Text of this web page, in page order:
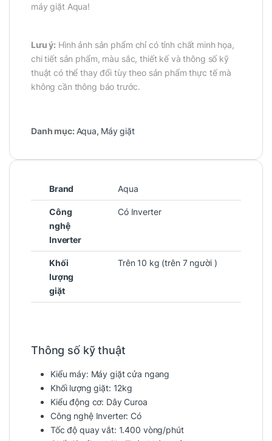
máy giặt Aqua!
Lưu ý: Hình ảnh sản phẩm chỉ có tính chất minh họa,
chi tiết sản phẩm, màu sắc, thiết kế và thông số kỹ
thuật có thể thay đổi tùy theo sản phẩm thực tế mà
không cần thông báo trước.
Danh mục: Aqua, Máy giặt
Brand Aqua
Công
nghệ
Inverter
Có Inverter
Khối
lượng
giặt
Trên 10 kg (trên 7 người )
Thông số kỹ thuật
Kiểu máy: Máy giặt cửa ngang
Khối lượng giặt: 12kg
Kiểu động cơ: Dây Curoa
Công nghệ Inverter:Có
Tốc độ quay vắt: 1.400 vòng/phút